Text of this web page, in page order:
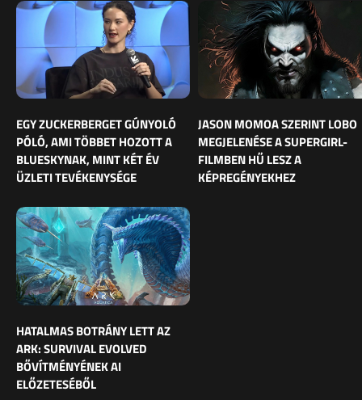
EGY ZUCKERBERGET GÚNYOLÓ
PÓLÓ, AMI TÖBBET HOZOTT A
BLUESKYNAK, MINT KÉT ÉV
ÜZLETI TEVÉKENYSÉGE
JASON MOMOA SZERINT LOBO
MEGJELENÉSE A SUPERGIRL-
FILMBEN HŰ LESZ A
KÉPREGÉNYEKHEZ
HATALMAS BOTRÁNY LETT AZ
ARK: SURVIVAL EVOLVED
BŐVÍTMÉNYÉNEK AI
ELŐZETESÉBŐL